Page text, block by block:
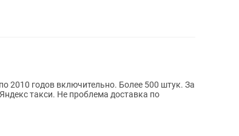
2010 годов включительно. Более 500 штук. За
такси. Не проблема доставка по